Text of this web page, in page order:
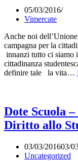
05/03/2016
Vimercate
Anche noi
campagna per la
innanzi tutto ci siamo
cittadinanza
definire tale la vita…
Dote Scuola
Diritto allo
03/03/201603/
Uncategorized